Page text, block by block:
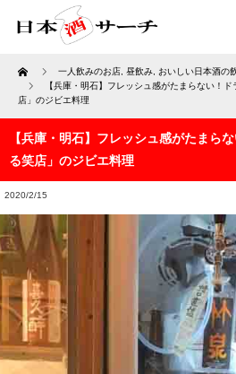
Home 一人飲みのお店 昼飲み おいしい日本酒の
【兵庫・明石】フレッシュ感がたまらない！
店」のジビエ料理
【兵庫・明石】フレッシュ感がたまら
る笑店」のジビエ料理
2020/2/15